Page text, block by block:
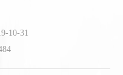
10-31